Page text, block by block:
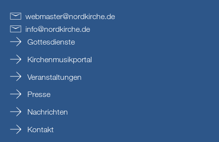
webmaster@nordkirche.de
info@nordkirche.de
Gottesdienste
Kirchenmusikportal
Veranstaltungen
Presse
Nachrichten
Kontakt